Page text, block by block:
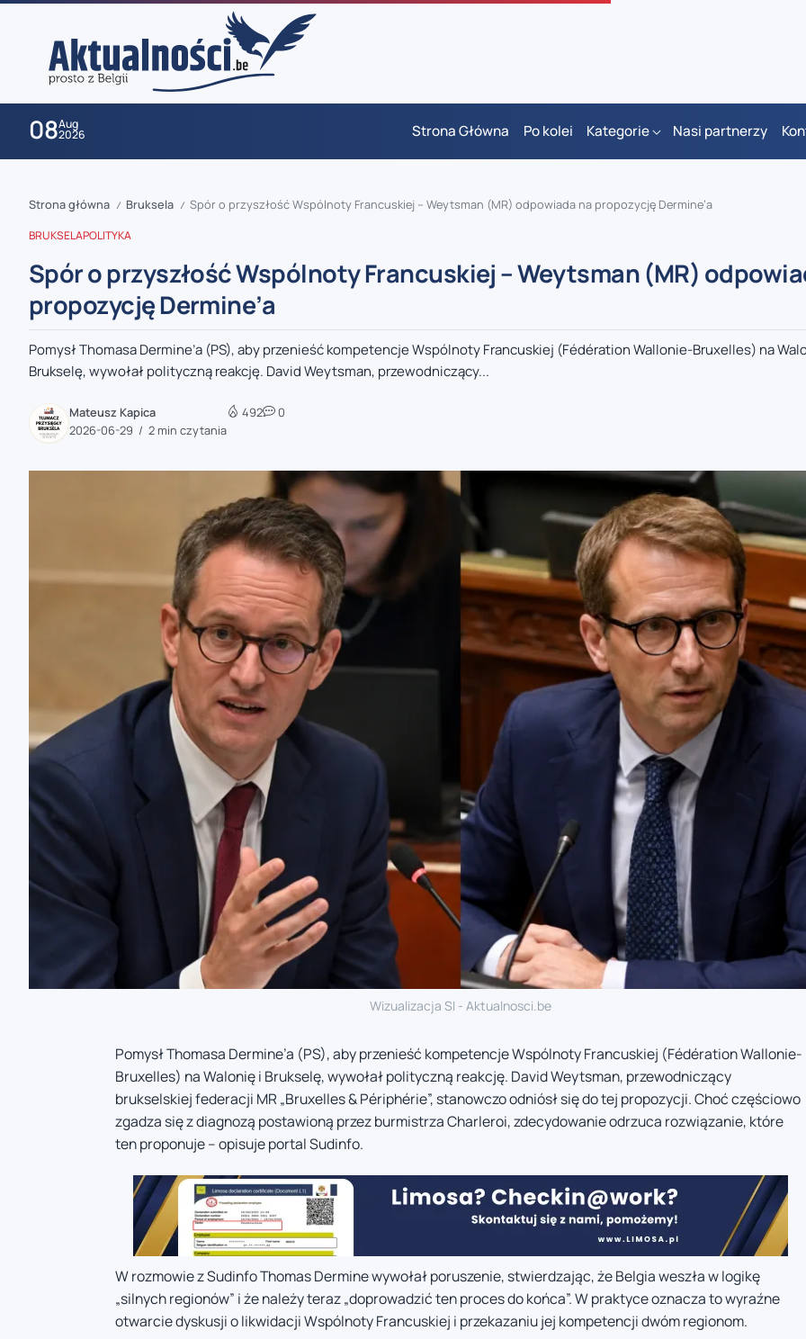
08Aug
2026 Strona Główna Po kolei Kategorie Nasi partnerzy
zaobserwuj nas
zaobserwuj nas
zaobserwuj nas
Strona główna / Bruksela / Spór o przyszłość Wspólnoty Francuskiej – Weytsman (MR) odpowiada na propozycję Dermine’a
BRUKSELAPOLITYKA
Spór o przyszłość Wspólnoty Francuskiej – Weytsman (MR)
propozycję Dermine’a
Pomysł Thomasa Dermine’a (PS), aby przenieść kompetencje Wspólnoty Francuskiej (Fédération Wallonie-Bruxelles) na
Brukselę, wywołał polityczną reakcję. David Weytsman, przewodniczący...
Mateusz Kapica
2026-06-29
2 min czytania
492 0
Wizualizacja SI - Aktualnosci.be
Pomysł Thomasa Dermine’a (PS), aby przenieść kompetencje Wspólnoty Francuskiej (Fédération Wallonie-
Bruxelles) na Walonię i Brukselę, wywołał polityczną reakcję. David Weytsman, przewodniczący
brukselskiej federacji MR „Bruxelles & Périphérie”, stanowczo odniósł się do tej propozycji. Choć częściowo
zgadza się z diagnozą postawioną przez burmistrza Charleroi, zdecydowanie odrzuca rozwiązanie, które
ten proponuje – opisuje portal Sudinfo.
W rozmowie z Sudinfo Thomas Dermine wywołał poruszenie, stwierdzając, że Belgia weszła w logikę
„silnych regionów” i że należy teraz „doprowadzić ten proces do końca”. W praktyce oznacza to wyraźne
otwarcie dyskusji o likwidacji Wspólnoty Francuskiej i przekazaniu jej kompetencji dwóm regionom.